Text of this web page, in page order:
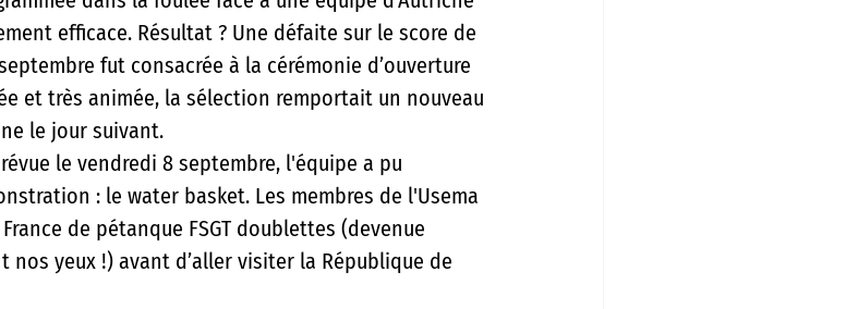
efficace. Résultat ? Une défaite sur le score de
fut consacrée à la cérémonie d’ouverture
et très animée, la sélection remportait un nouveau
le jour suivant.
le vendredi 8 septembre, l'équipe a pu
: le water basket. Les membres de l'Usema
de pétanque FSGT doublettes (devenue
nos yeux !) avant d’aller visiter la République de